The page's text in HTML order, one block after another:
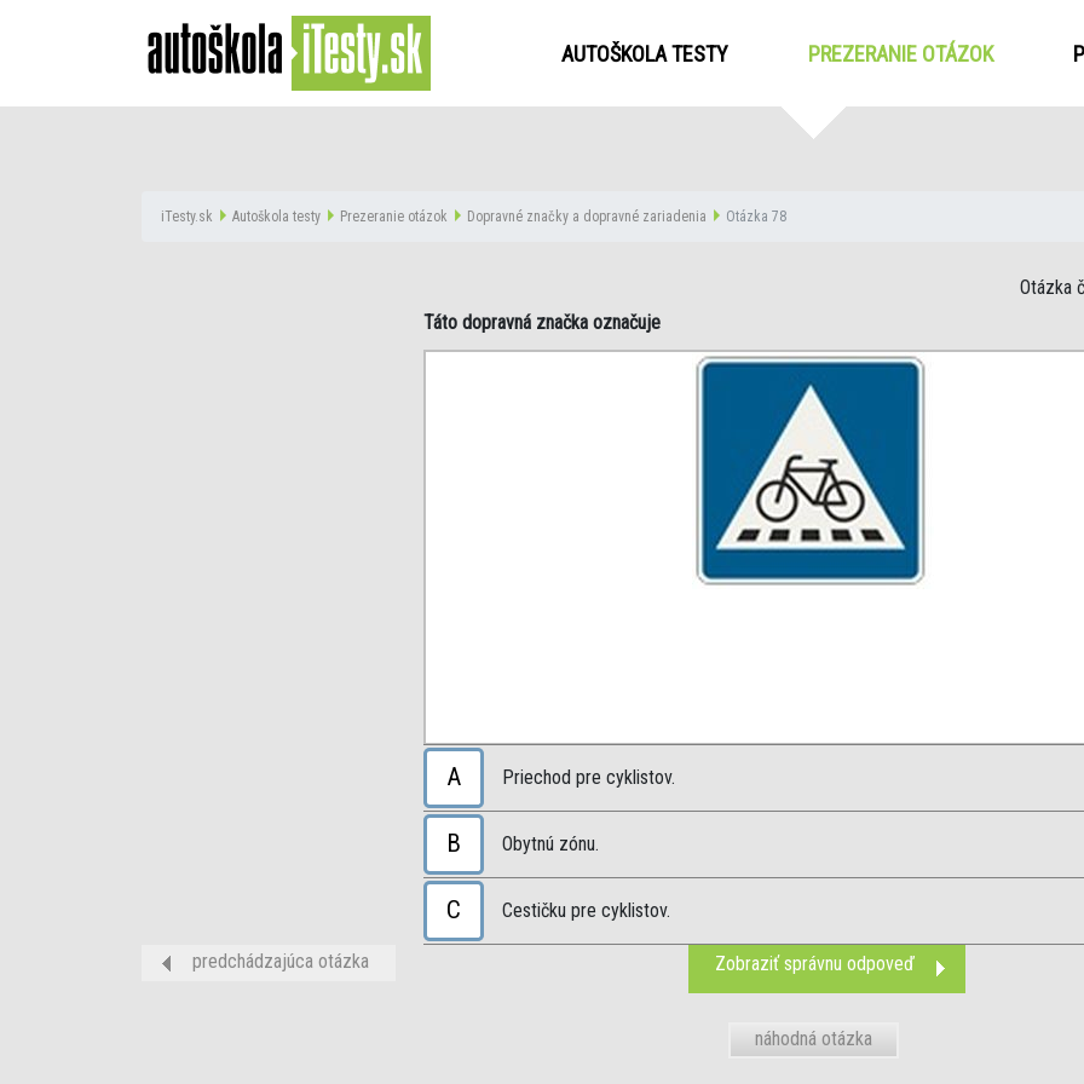
AUTOŠKOLA TESTY PREZERANIE OTÁZOK
iTesty.sk Autoškola testy Prezeranie otázok Dopravné značky a dopravné zariadenia Otázka 78
Otázka
Táto dopravná značka označuje
A Priechod pre cyklistov.
B Obytnú zónu.
C Cestičku pre cyklistov.
Zobraziť správnu odpoveď
predchádzajúca otázka
náhodná otázka